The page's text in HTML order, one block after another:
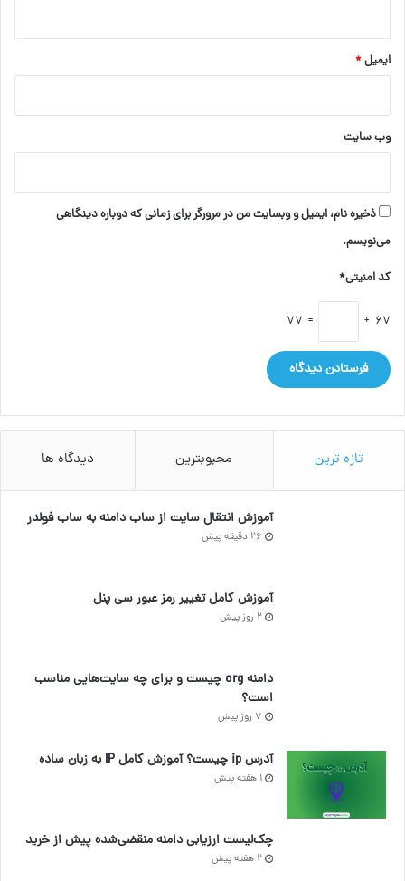
ایمیل*
وب‌ سایت
ذخیره نام، ایمیل و وبسایت من در مرورگر برای زمانی که دوباره دیدگاهی
می‌نویسم.
کد امنیتی*
67 +
= 77
تازه ترین محبوبترین دیدگاه ها
آموزش انتقال سایت از ساب دامنه به ساب فولدر
26 دقیقه پیش
آموزش کامل تغییر رمز عبور سی پنل
2 روز پیش
دامنه org چیست و برای چه سایت‌هایی مناسب
است؟
7 روز پیش
آدرس ip چیست؟ آموزش کامل IP به زبان ساده
1 هفته پیش
چک‌لیست ارزیابی دامنه منقضی‌شده پیش از خرید
2 هفته پیش